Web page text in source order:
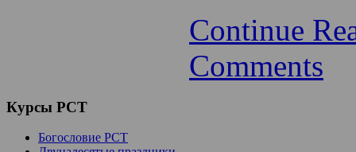
Continue
Comments
Курсы РСТ
Богословие РСТ